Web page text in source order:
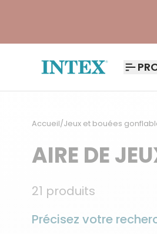
Accueil/Jeux et bouées
AIRE DE
21 produits
Précisez votre